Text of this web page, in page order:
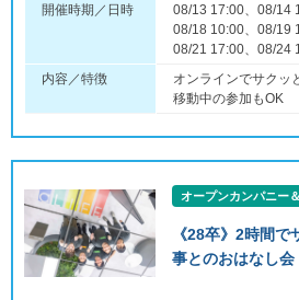
開催時期／日時
08/13 17:00、08/14
08/18 10:00、08/19
08/21 17:00、08/24
内容／特徴
オンラインでサクッ
移動中の参加もOK
オープンカンパニー
《28卒》2時間
事とのおはなし会